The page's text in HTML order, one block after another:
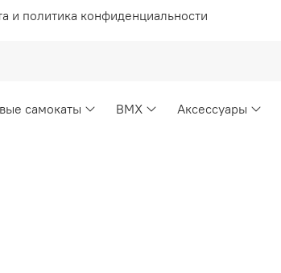
и политика конфиденциальности
самокаты BMX Аксессуары